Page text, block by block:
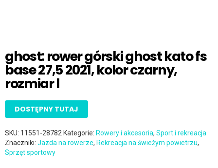
ghost: rower górski ghost kato fs
base 27,5 2021, kolor czarny,
rozmiar l
DOSTĘPNY TUTAJ
SKU: 11551-28782 Kategorie: Rowery i akcesoria, Sport i rekreacja
Znaczniki: Jazda na rowerze, Rekreacja na świeżym powietrzu,
Sprzęt sportowy